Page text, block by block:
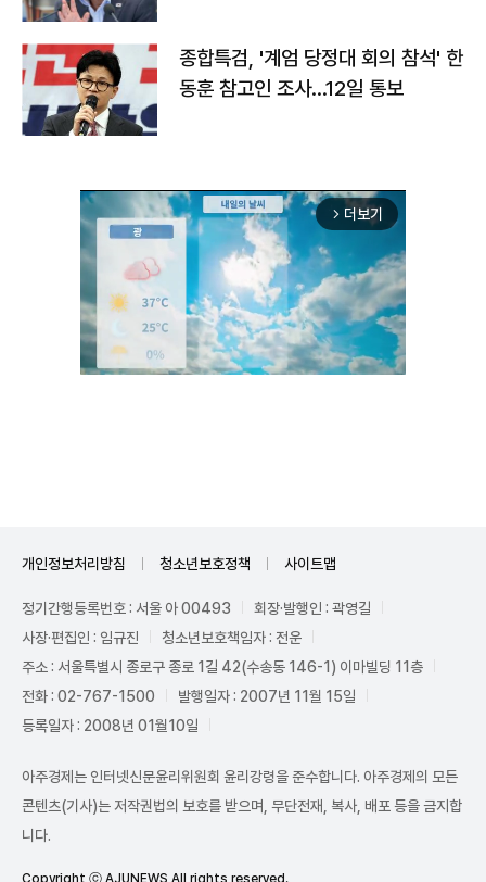
종합특검, '계엄 당정대 회의 참석' 한
동훈 참고인 조사...12일 통보
arrow_forward_ios 더보기
개인정보처리방침 청소년보호정책 사이트맵
정기간행등록번호 : 서울 아 00493
회장·발행인 : 곽영길
사장·편집인 : 임규진
청소년보호책임자 : 전운
주소 : 서울특별시 종로구 종로 1길 42(수송동 146-1) 이마빌딩 11층
전화 : 02-767-1500
발행일자 : 2007년 11월 15일
등록일자 : 2008년 01월10일
아주경제는 인터넷신문윤리위원회 윤리강령을 준수합니다. 아주경제의 모든
콘텐츠(기사)는 저작권법의 보호를 받으며, 무단전재, 복사, 배포 등을 금지합
니다.